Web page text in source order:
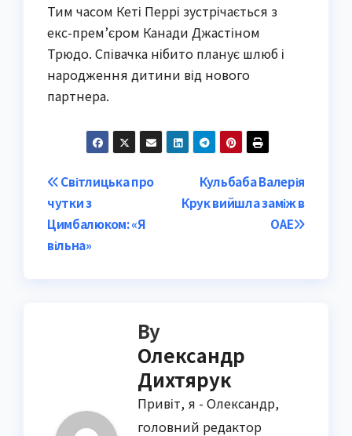
Тим часом Кеті Перрі зустрічається з
екс-прем’єром Канади Джастіном
Трюдо. Співачка нібито планує шлюб і
народження дитини від нового
партнера.
Post
navigation
Кульбаба Валерія
Крук вийшла заміж в
ОАЕ
Світлицька про
чутки з
Цимбалюком: «Я
вільна»
By
Олександр
Дихтярук
Привіт, я - Олександр,
головний редактор